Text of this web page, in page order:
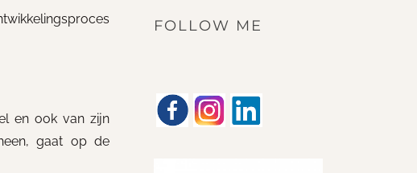
en ook van zijn
gaat op de
FOLLOW ME